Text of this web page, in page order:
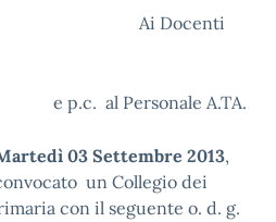
e p.c. al Personale A.TA.
03 Settembre 2013,
un Collegio dei
con il seguente o. d. g.